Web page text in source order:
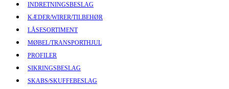
INDRETNINGSBESLAG
KÆDER/WIRER/TILBEHØR
LÅSESORTIMENT
MØBEL/TRANSPORTHJUL
PROFILER
SIKRINGSBESLAG
SKABS/SKUFFEBESLAG